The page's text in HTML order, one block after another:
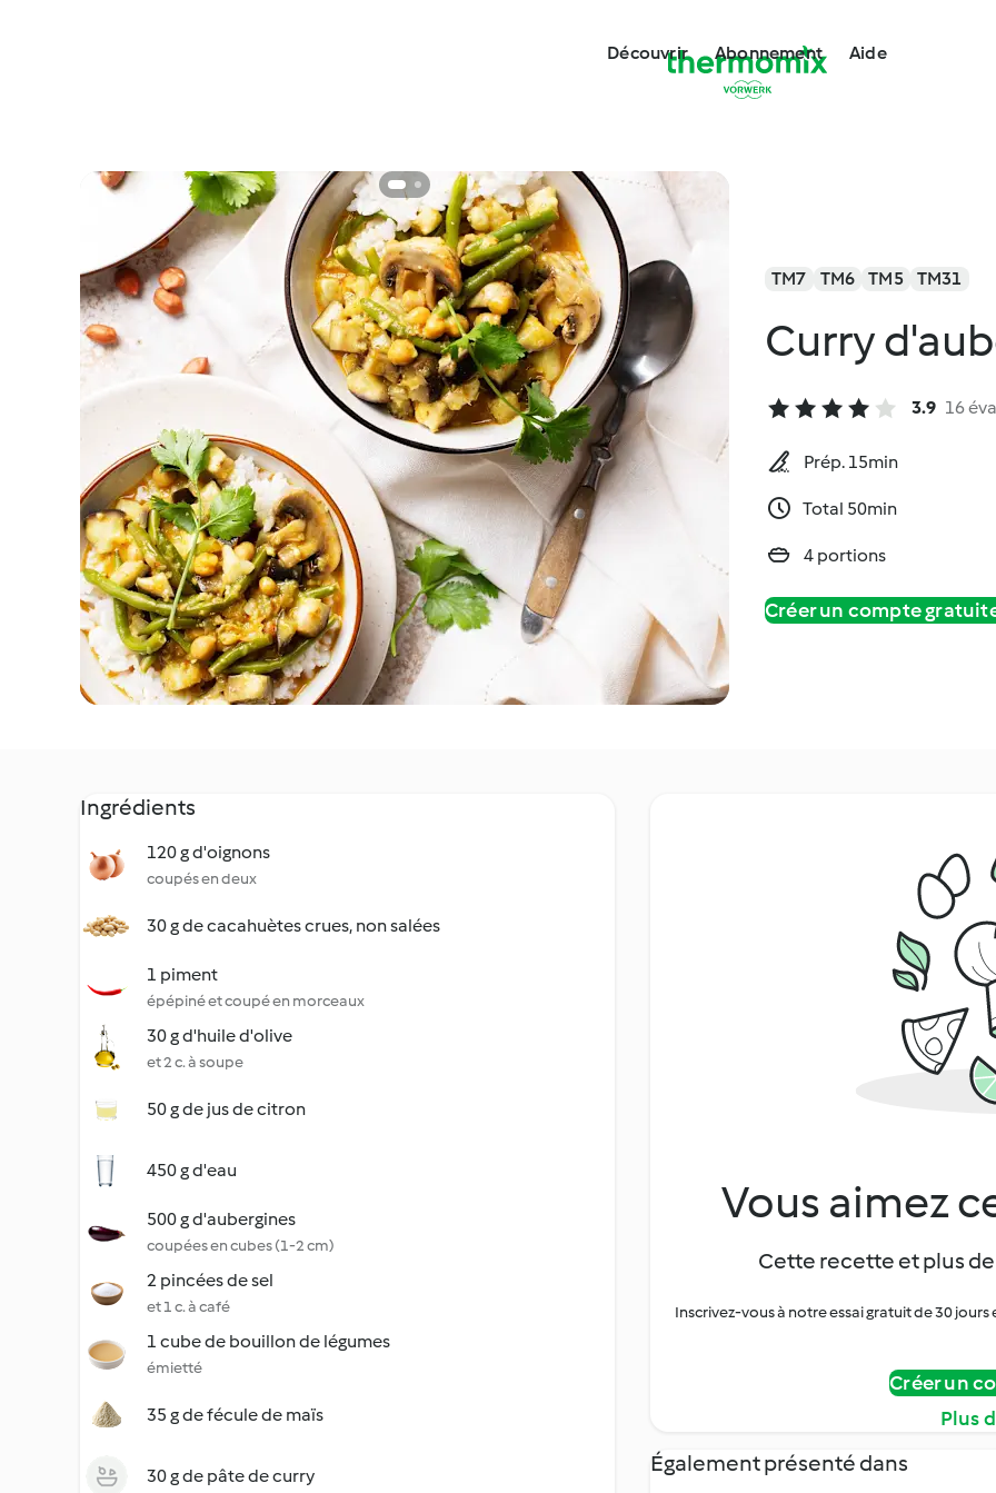
Découvrir Abonnement Aide
TM7 TM6 TM5 TM31
Curry
3.9 16
Prép. 15min
Total 50min
4 portions
Créer un compte
Ingrédients
120 g d'oignons
coupés en deux
30 g de cacahuètes crues, non salées
1 piment
épépiné et coupé en morceaux
30 g d'huile d'olive
et 2 c. à soupe
50 g de jus de citron
450 g d'eau
500 g d'aubergines
coupées en cubes (1-2 cm)
2 pincées de sel
et 1 c. à café
1 cube de bouillon de légumes
émietté
35 g de fécule de maïs
30 g de pâte de curry
Vous aimez
Cette recette et plus
Inscrivez-vous à notre essai gratuit de 30
Créer un
Plus
Également présenté dans